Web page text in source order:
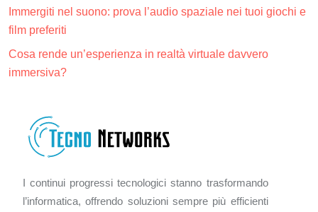
Immergiti nel suono: prova l’audio spaziale nei tuoi giochi e
film preferiti
Cosa rende un’esperienza in realtà virtuale davvero
immersiva?
I continui progressi tecnologici stanno trasformando
l’informatica, offrendo soluzioni sempre più efficienti